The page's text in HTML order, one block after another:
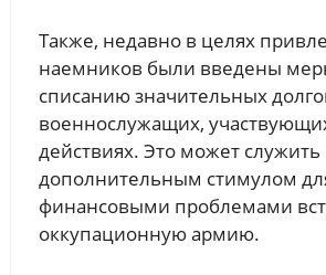
Также, недавно в целях
наемников были введены
списанию значительных
военнослужащих,
действиях. Это может служить
дополнительным стимулом
финансовыми проблемами
оккупационную армию.